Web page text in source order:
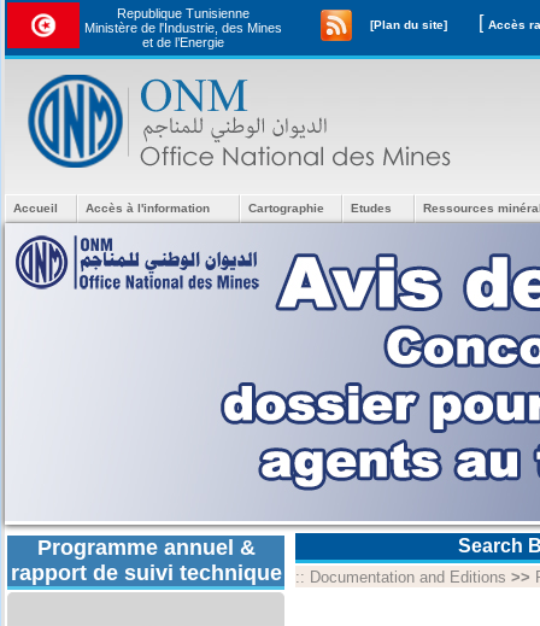
Republique Tunisienne
Ministère de l'Industrie, des Mines
et de l’Energie
[Plan du site] [
Accueil Accès à l'information Cartographie Etudes Ressources
Programme annuel &
rapport de suivi technique
Search
:: Documentation and Editions >>